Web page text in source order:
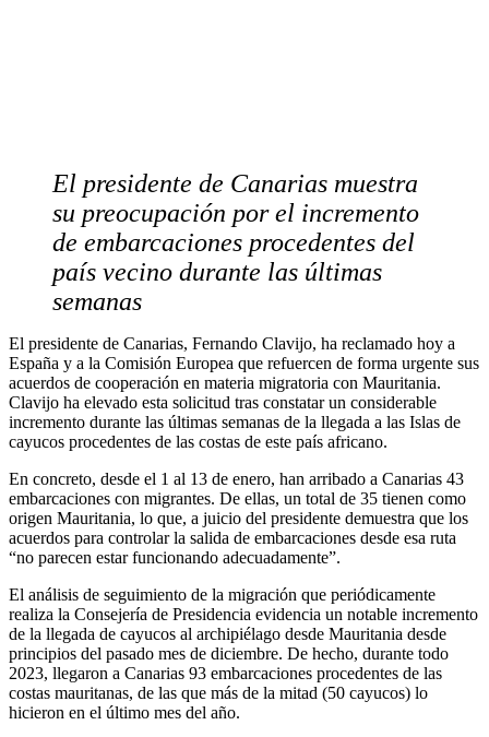
El presidente de Canarias muestra
su preocupación por el incremento
de embarcaciones procedentes del
país vecino durante las últimas
semanas
El presidente de Canarias, Fernando Clavijo, ha reclamado hoy a
España y a la Comisión Europea que refuercen de forma urgente sus
acuerdos de cooperación en materia migratoria con Mauritania.
Clavijo ha elevado esta solicitud tras constatar un considerable
incremento durante las últimas semanas de la llegada a las Islas de
cayucos procedentes de las costas de este país africano.
En concreto, desde el 1 al 13 de enero, han arribado a Canarias 43
embarcaciones con migrantes. De ellas, un total de 35 tienen como
origen Mauritania, lo que, a juicio del presidente demuestra que los
acuerdos para controlar la salida de embarcaciones desde esa ruta
“no parecen estar funcionando adecuadamente”.
El análisis de seguimiento de la migración que periódicamente
realiza la Consejería de Presidencia evidencia un notable incremento
de la llegada de cayucos al archipiélago desde Mauritania desde
principios del pasado mes de diciembre. De hecho, durante todo
2023, llegaron a Canarias 93 embarcaciones procedentes de las
costas mauritanas, de las que más de la mitad (50 cayucos) lo
hicieron en el último mes del año.